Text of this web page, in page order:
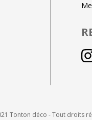
Tonton déco - Tout droits